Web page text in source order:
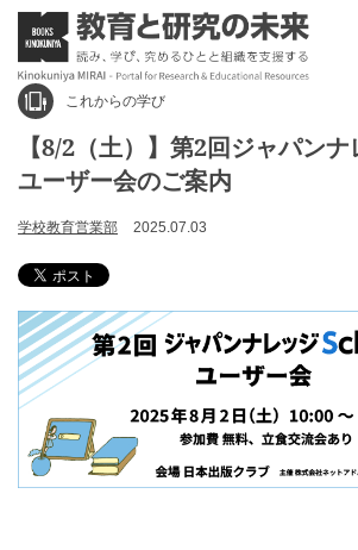
これからの学び
【8/2（土）】第2回ジャパン
ユーザー会のご案内
学校教育営業部 2025.07.03